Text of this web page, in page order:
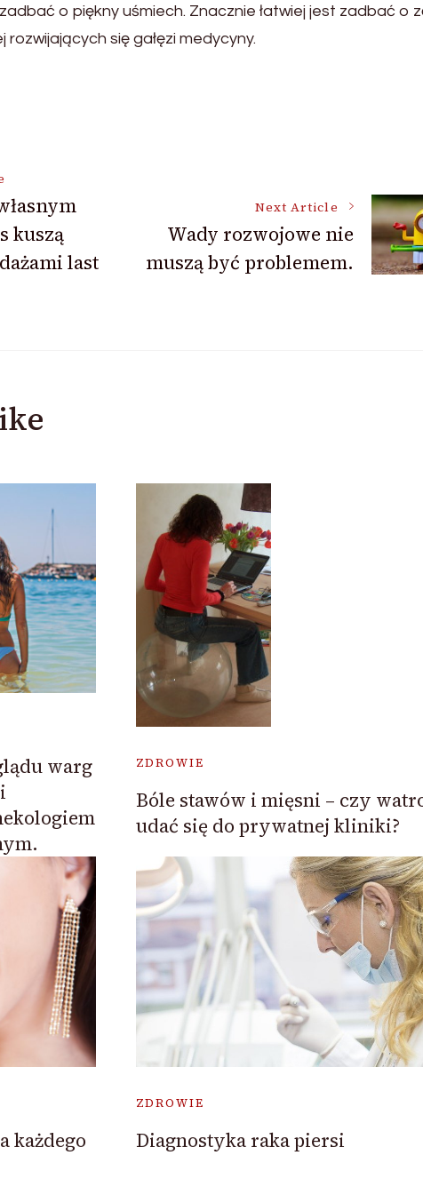
o piękny uśmiech. Znacznie łatwiej jest zadbać o
się gałęzi medycyny.
kuszą
last
Next Article
Wady rozwojowe nie
muszą być problemem.
warg
ZDROWIE
Bóle stawów i mięsni – czy
udać się do prywatnej kliniki?
każdego
ZDROWIE
Diagnostyka raka piersi